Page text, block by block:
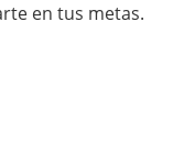
en tus metas.